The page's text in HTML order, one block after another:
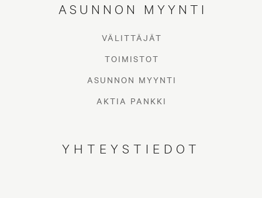
ASUNNON MYYNTI
VÄLITTÄJÄT
TOIMISTOT
ASUNNON MYYNTI
AKTIA PANKKI
YHTEYSTIEDOT